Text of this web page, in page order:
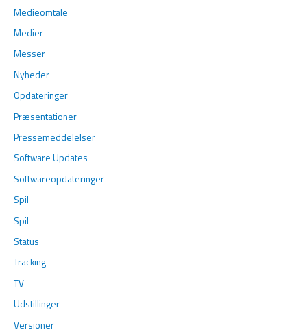
Medieomtale
Medier
Messer
Nyheder
Opdateringer
Præsentationer
Pressemeddelelser
Software Updates
Softwareopdateringer
Spil
Spil
Status
Tracking
TV
Udstillinger
Versioner